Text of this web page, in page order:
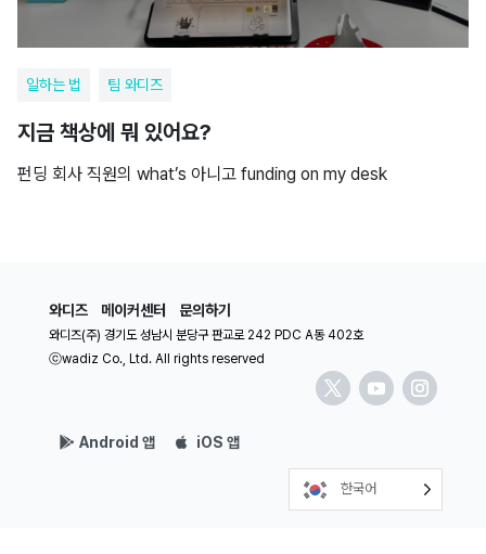
일하는 법 팀 와디즈
지금 책상에 뭐 있어요?
펀딩 회사 직원의 what’s 아니고 funding on my desk
와디즈 메이커센터 문의하기
와디즈(주) 경기도 성남시 분당구 판교로 242 PDC A동 402호
ⓒwadiz Co., Ltd. All rights reserved
Android 앱 iOS 앱
한국어